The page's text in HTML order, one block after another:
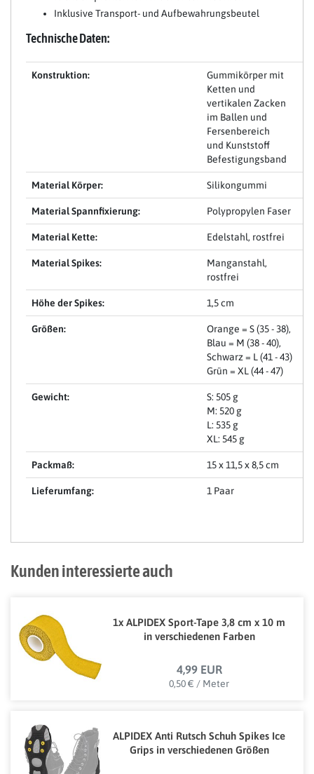
Inklusive Transport- und Aufbewahrungsbeutel
Technische Daten:
Konstruktion:
Gummikörper mit
Ketten und
vertikalen Zacken
im Ballen und
Fersenbereich
und Kunststoff
Befestigungsband
Material Körper: Silikongummi
Material Spannfixierung: Polypropylen Faser
Material Kette: Edelstahl, rostfrei
Material Spikes:
Manganstahl,
rostfrei
Höhe der Spikes: 1,5 cm
Größen:
Orange = S (35 - 38),
Blau = M (38 - 40),
Schwarz = L (41 - 43)
Grün = XL (44 - 47)
Gewicht:
S: 505 g
M: 520 g
L: 535 g
XL: 545 g
Packmaß: 15 x 11,5 x 8,5 cm
Lieferumfang: 1 Paar
Kunden interessierte auch
1x ALPIDEX Sport-Tape 3,8 cm x 10 m
in verschiedenen Farben
4,99 EUR
0,50 € / Meter
ALPIDEX Anti Rutsch Schuh Spikes Ice
Grips in verschiedenen Größen